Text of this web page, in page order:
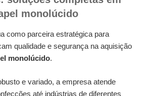
monolúcido
como parceira estratégica para
qualidade e segurança na aquisição
monolúcido.
e variado, a empresa atende
até indústrias de diferentes